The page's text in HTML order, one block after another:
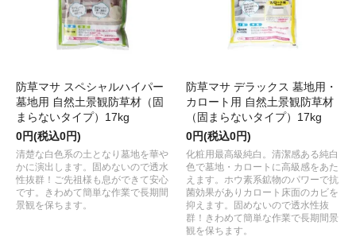
防草マサ スペシャルハイパー
墓地用 自然土景観防草材（固
まらないタイプ）17kg
0円(税込0円)
清楚な白色系の土となり墓地を華や
かに演出します。固めないので透水
性抜群！ご先祖様も息ができて安心
です。きわめて簡単な作業で長期間
景観を保ちます。
防草マサ デラックス 墓地用・
カロート用 自然土景観防草材
（固まらないタイプ）17kg
0円(税込0円)
化粧用最高級純白。清潔感ある純白
色で墓地・カロートに高級感をあた
えます。ホウ素系鉱物のパワーで抗
菌効果がありカロート床面のカビを
抑えます。固めないので透水性抜
群！きわめて簡単な作業で長期間景
観を保ちます。